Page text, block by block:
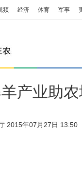
频 经济 体育 军事
产业助
2015年07月27日 13:50